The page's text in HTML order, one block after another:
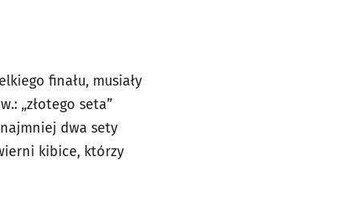
finału, musiały
„złotego seta”
dwa sety
kibice, którzy